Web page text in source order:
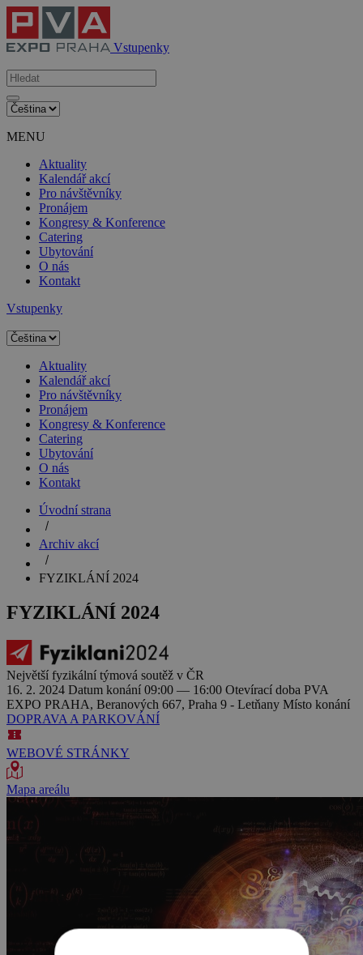
Vstupenky
MENU
Aktuality
Kalendář akcí
Pro návštěvníky
Pronájem
Kongresy & Konference
Catering
Ubytování
O nás
Kontakt
Vstupenky
Aktuality
Kalendář akcí
Pro návštěvníky
Pronájem
Kongresy & Konference
Catering
Ubytování
O nás
Kontakt
Úvodní strana
Archiv akcí
FYZIKLÁNÍ 2024
FYZIKLÁNÍ 2024
Největší fyzikální týmová soutěž v ČR
16. 2. 2024 Datum konání 09:00 — 16:00 Otevírací doba PVA
EXPO PRAHA, Beranových 667, Praha 9 - Letňany Místo konání
DOPRAVA A PARKOVÁNÍ
WEBOVÉ STRÁNKY
Mapa areálu